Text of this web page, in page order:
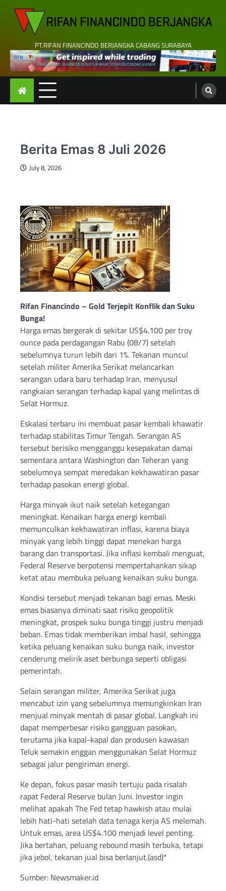
content
PT.RIFAN FINANCINDO BERJANGKA CABANG SURABAYA
Berita Emas 8 Juli 2026
July 8, 2026
Rifan Financindo – Gold Terjepit Konflik dan Suku
Bunga!
Harga emas bergerak di sekitar US$4.100 per troy
ounce pada perdagangan Rabu (08/7) setelah
sebelumnya turun lebih dari 1%. Tekanan muncul
setelah militer Amerika Serikat melancarkan
serangan udara baru terhadap Iran, menyusul
rangkaian serangan terhadap kapal yang melintas di
Selat Hormuz.
Eskalasi terbaru ini membuat pasar kembali khawatir
terhadap stabilitas Timur Tengah. Serangan AS
tersebut berisiko mengganggu kesepakatan damai
sementara antara Washington dan Teheran yang
sebelumnya sempat meredakan kekhawatiran pasar
terhadap pasokan energi global.
Harga minyak ikut naik setelah ketegangan
meningkat. Kenaikan harga energi kembali
memunculkan kekhawatiran inflasi, karena biaya
minyak yang lebih tinggi dapat menekan harga
barang dan transportasi. Jika inflasi kembali menguat,
Federal Reserve berpotensi mempertahankan sikap
ketat atau membuka peluang kenaikan suku bunga.
Kondisi tersebut menjadi tekanan bagi emas. Meski
emas biasanya diminati saat risiko geopolitik
meningkat, prospek suku bunga tinggi justru menjadi
beban. Emas tidak memberikan imbal hasil, sehingga
ketika peluang kenaikan suku bunga naik, investor
cenderung melirik aset berbunga seperti obligasi
pemerintah.
Selain serangan militer, Amerika Serikat juga
mencabut izin yang sebelumnya memungkinkan Iran
menjual minyak mentah di pasar global. Langkah ini
dapat memperbesar risiko gangguan pasokan,
terutama jika kapal-kapal dan produsen kawasan
Teluk semakin enggan menggunakan Selat Hormuz
sebagai jalur pengiriman energi.
Ke depan, fokus pasar masih tertuju pada risalah
rapat Federal Reserve bulan Juni. Investor ingin
melihat apakah The Fed tetap hawkish atau mulai
lebih hati-hati setelah data tenaga kerja AS melemah.
Untuk emas, area US$4.100 menjadi level penting.
Jika bertahan, peluang rebound masih terbuka, tetapi
jika jebol, tekanan jual bisa berlanjut.(asd)*
Sumber: Newsmaker.id